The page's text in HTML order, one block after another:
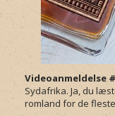
Videoanmeldelse
Sydafrika. Ja, du
romland for de